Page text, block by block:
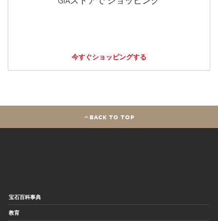
今すぐショッピングする
BACK TO TOP
宝石百科事典
教育